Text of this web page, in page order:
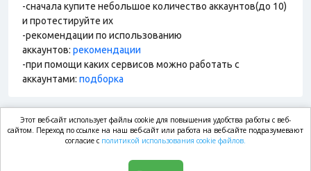
-сначала купите небольшое количество аккаунтов(до 10)
и протестируйте их
-рекомендации по использованию
аккаунтов: рекомендации
-при помощи каких сервисов можно работать с
аккаунтами: подборка
market.com
Этот веб-сайт использует файлы cookie для повышения удобства работы с веб-
сайтом. Переход по ссылке на наш веб-сайт или работа на веб-сайте подразумевают
согласие с политикой использования cookie файлов.